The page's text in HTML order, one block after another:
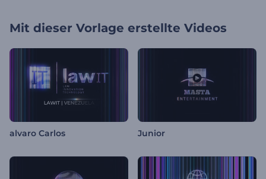
Mit dieser Vorlage erstellte Videos
alvaro Carlos Junior